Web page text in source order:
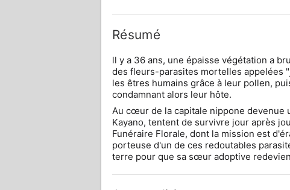
Résumé
ll y a 36 ans, une épaisse végétation a
des fleurs-parasites mortelles appelées
les êtres humains grâce à leur pollen,
condamnant alors leur hôte.
Au cœur de la capitale nippone devenue
Kayano, tentent de survivre jour après
Funéraire Florale, dont la mission est
porteuse d'un de ces redoutables
terre pour que sa sœur adoptive